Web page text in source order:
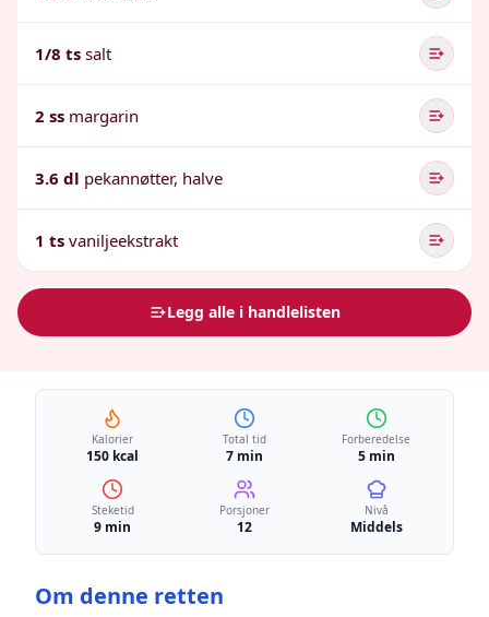
1/8 ts salt
2 ss margarin
3.6 dl pekannøtter, halve
1 ts vaniljeekstrakt
Legg alle i handlelisten
Kalorier
150 kcal
Total tid
7 min
Forberedelse
5 min
Steketid
9 min
Porsjoner
12
Nivå
Middels
Om denne retten